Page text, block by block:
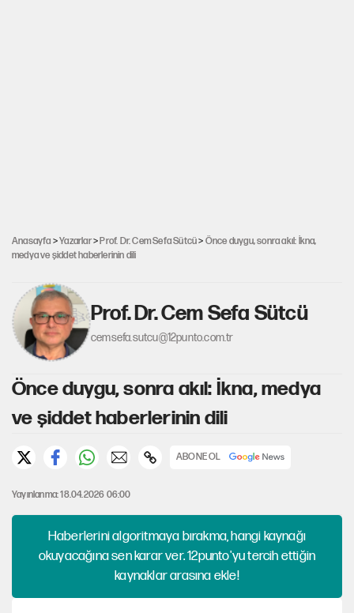
Anasayfa >Yazarlar>Prof. Dr. Cem Sefa Sütcü> Önce duygu, sonra akıl: İkna,
medya ve şiddet haberlerinin dili
Prof. Dr. Cem Sefa Sütcü
cemsefa.sutcu@12punto.com.tr
Önce duygu, sonra akıl: İkna, medya
ve şiddet haberlerinin dili
ABONE OL
Yayınlanma: 18.04.2026 06:00
Haberlerini algoritmaya bırakma, hangi kaynağı
okuyacağına sen karar ver. 12punto'yu tercih ettiğin
kaynaklar arasına ekle!